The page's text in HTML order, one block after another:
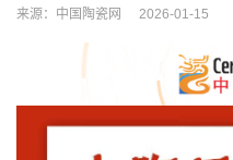
来源：中国陶瓷网 2026-01-15